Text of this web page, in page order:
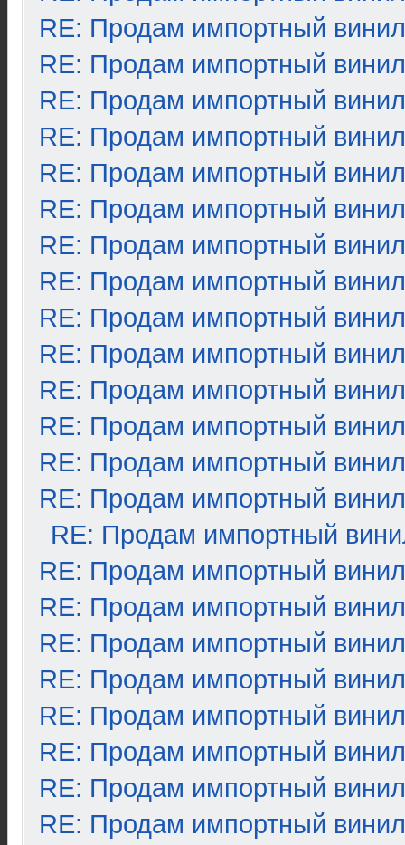
RE: Продам импортный винил
RE: Продам импортный винил
RE: Продам импортный винил
RE: Продам импортный винил
RE: Продам импортный винил
RE: Продам импортный винил
RE: Продам импортный винил
RE: Продам импортный винил
RE: Продам импортный винил
RE: Продам импортный винил
RE: Продам импортный винил
RE: Продам импортный винил
RE: Продам импортный винил
RE: Продам импортный винил
RE: Продам импортный
RE: Продам импортный винил
RE: Продам импортный винил
RE: Продам импортный винил
RE: Продам импортный винил
RE: Продам импортный винил
RE: Продам импортный винил
RE: Продам импортный винил
RE: Продам импортный винил